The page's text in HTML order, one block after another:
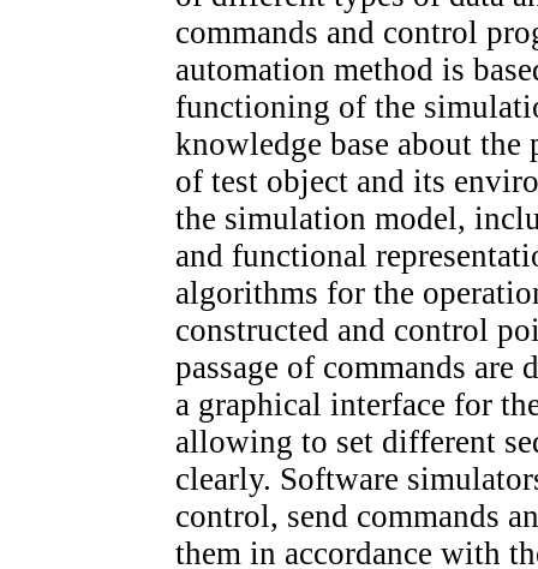
commands and control
automation method is
functioning of the
knowledge base about
of test object and its
the simulation model,
and functional
algorithms for the
constructed and control
passage of commands are
a graphical interface for
allowing to set different
clearly. Software
control, send commands
them in accordance with